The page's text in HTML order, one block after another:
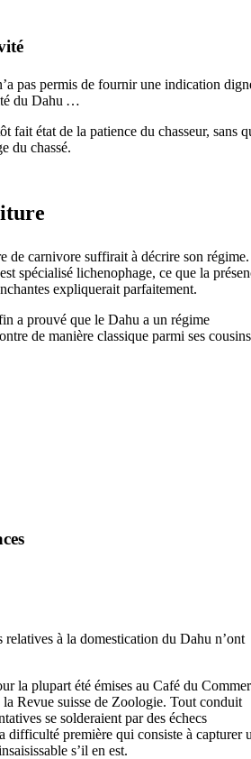
pas permis de fournir une indication
du Dahu …
fait état de la patience du chasseur, sans
du chassé.
de carnivore suffirait à décrire son régime.
spécialisé lichenophage, ce que la
expliquerait parfaitement.
a prouvé que le Dahu a un régime
de manière classique parmi ses cousins
relatives à la domestication du Dahu n’ont
la plupart été émises au Café du
Revue suisse de Zoologie. Tout conduit
se solderaient par des échecs
difficulté première qui consiste à capturer
s’il en est.